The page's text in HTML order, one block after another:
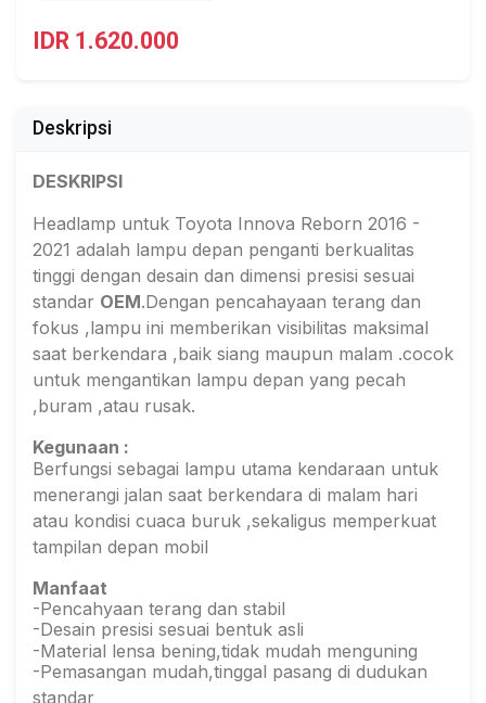
IDR 1.620.000
Deskripsi
DESKRIPSI
Headlamp untuk Toyota Innova Reborn 2016 -
2021 adalah lampu depan penganti berkualitas
tinggi dengan desain dan dimensi presisi sesuai
standar OEM.Dengan pencahayaan terang dan
fokus ,lampu ini memberikan visibilitas maksimal
saat berkendara ,baik siang maupun malam .cocok
untuk mengantikan lampu depan yang pecah
,buram ,atau rusak.
Kegunaan :
Berfungsi sebagai lampu utama kendaraan untuk
menerangi jalan saat berkendara di malam hari
atau kondisi cuaca buruk ,sekaligus memperkuat
tampilan depan mobil
Manfaat
-Pencahyaan terang dan stabil
-Desain presisi sesuai bentuk asli
-Material lensa bening,tidak mudah menguning
-Pemasangan mudah,tinggal pasang di dudukan
standar